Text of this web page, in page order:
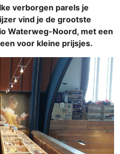
verborgen parels je
vind je de grootste
Waterweg-Noord, met een
voor kleine prijsjes.